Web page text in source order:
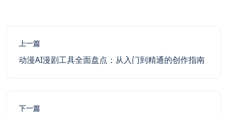
上一篇
动漫AI漫剧工具全面盘点：从入门到精通的创作指南
下一篇